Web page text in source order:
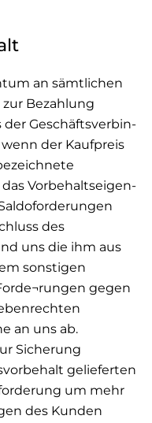
an sämtlichen
Bezahlung
Geschäftsverbin-
der Kaufpreis
Vorbehaltseigen-
des
uns die ihm aus
sonstigen
gegen
an uns ab.
Sicherung
gelieferten
um mehr
des Kunden